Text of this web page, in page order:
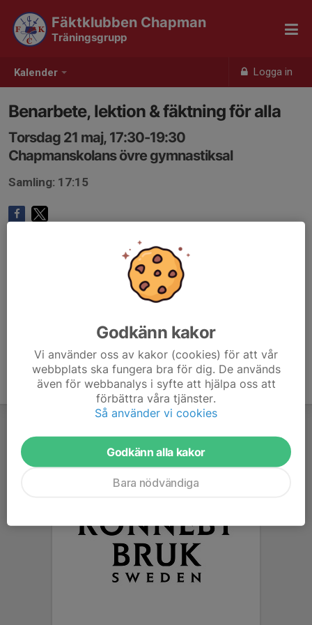
Kalender Logga in
Fäktklubben Chapman
Träningsgrupp
Benarbete, lektion & fäktning för alla
Torsdag 21 maj, 17:30-19:30
Chapmanskolans övre gymnastiksal
Samling: 17:15
Godkänn kakor
Vi använder oss av kakor (cookies) för att vår
webbplats ska fungera bra för dig. De används
även för webbanalys i syfte att hjälpa oss att
förbättra våra tjänster.
Så använder vi cookies
Godkänn alla kakor
Bara nödvändiga